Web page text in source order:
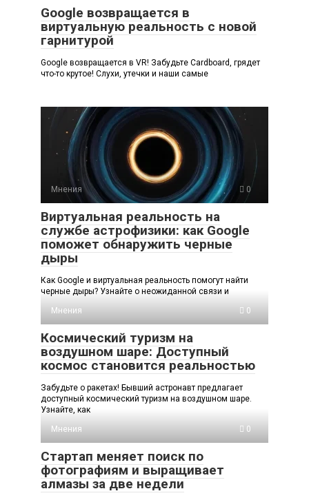
Google возвращается в
виртуальную реальность с новой
гарнитурой
Google возвращается в VR! Забудьте Cardboard, грядет
что-то крутое! Слухи, утечки и наши самые
Мнения 0
Виртуальная реальность на
службе астрофизики: как Google
поможет обнаружить черные
дыры
Как Google и виртуальная реальность помогут найти
черные дыры? Узнайте о неожиданной связи и
Мнения
0
Космический туризм на
воздушном шаре: Доступный
космос становится реальностью
Забудьте о ракетах! Бывший астронавт предлагает
доступный космический туризм на воздушном шаре.
Узнайте, как
Мнения
0
Стартап меняет поиск по
фотографиям и выращивает
алмазы за две недели